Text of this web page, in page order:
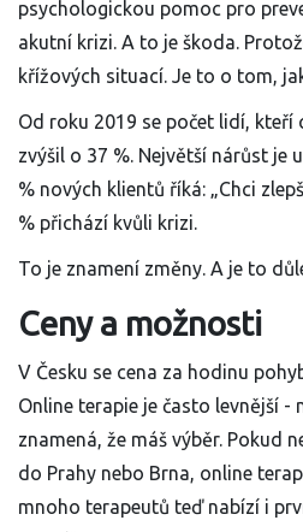
psychologickou pomoc pro
akutní krizi. A to je škoda.
křížových situací. Je to o tom,
Od roku 2019 se počet lidí, kteří
zvýšil o 37 %. Největší nárůst je
% nových klientů říká: „Chci
% přichází kvůli krizi.
To je znamení změny. A je to
Ceny a možnosti
V Česku se cena za hodinu
Online terapie je často levnější -
znamená, že máš výběr. Pokud
do Prahy nebo Brna, online
mnoho terapeutů teď nabízí i